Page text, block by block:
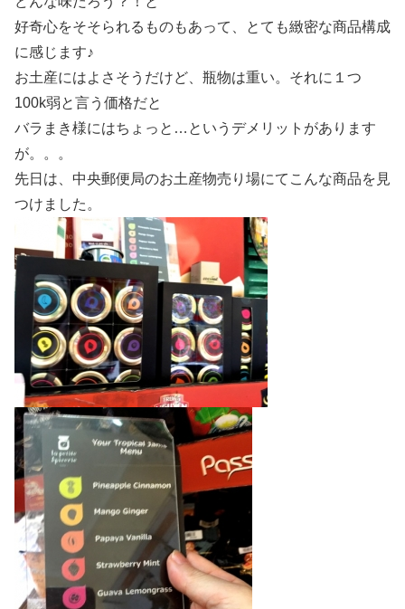
好奇心をそそられるものもあって、とても緻密な商品構成
に感じます♪
お土産にはよさそうだけど、瓶物は重い。それに１つ
100k弱と言う価格だと
バラまき様にはちょっと…というデメリットがあります
が。。。
先日は、中央郵便局のお土産物売り場にてこんな商品を見
つけました。